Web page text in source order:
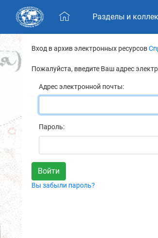
Skip navigation
Разделы и
Вход в архив электронных ресурсов
Пожалуйста, введите Ваш адрес
Адрес электронной почты:
Пароль:
Вы забыли пароль?